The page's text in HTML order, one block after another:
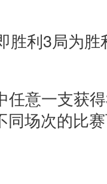
胜利3局为胜
任意一支获
同场次的比